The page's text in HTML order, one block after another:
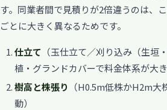
す。同業者間で見積りが2倍違うのは、
ごとに大きく異なるためです。
仕立て （玉仕立て／刈り込み（生垣
植・グランドカバーで料金体系が大き
樹高と株張り
（H0.5m低株かH2m
動）